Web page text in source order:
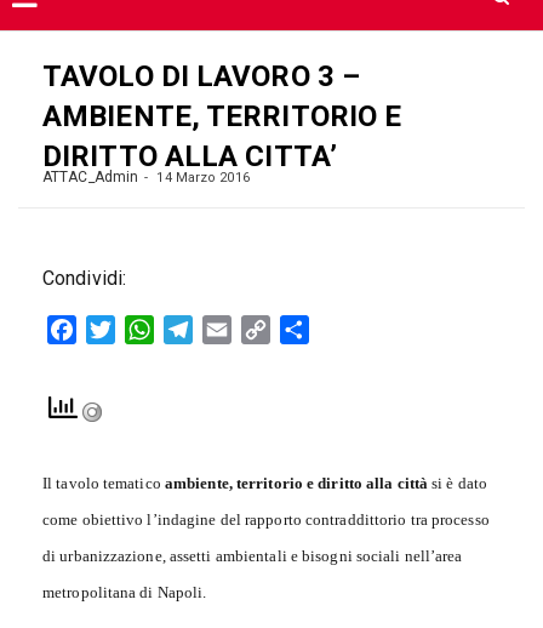
TAVOLO DI LAVORO 3 –
AMBIENTE, TERRITORIO E
DIRITTO ALLA CITTA’
ATTAC_Admin 14 Marzo 2016
Condividi:
FacebookTwitterWhatsAppTelegram
Email
Copy
Il tavolo tematico ambiente, territorio e diritto alla città si è dato
come obiettivo l’indagine del rapporto contraddittorio tra processo
di urbanizzazione, assetti ambientali e bisogni sociali nell’area
metropolitana di Napoli.